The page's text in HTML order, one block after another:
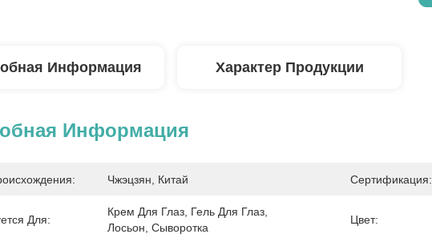
Информация Характер Продукции
Информация
Чжэцзян, Китай Сертификация:
Для:
Крем Для Глаз, Гель Для Глаз,
Лосьон, Сыворотка
Цвет: